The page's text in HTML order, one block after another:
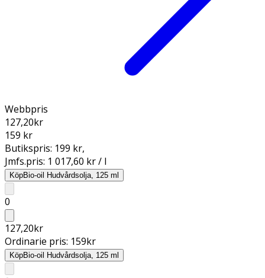
Webbpris
127,20kr
159 kr
Butikspris: 199 kr,
Jmfs.pris: 1 017,60 kr / l
KöpBio-oil Hudvårdsolja, 125 ml
0
127,20kr
Ordinarie pris: 159kr
KöpBio-oil Hudvårdsolja, 125 ml